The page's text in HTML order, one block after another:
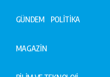
GÜNDEM POLİTİKA
MAGAZİN